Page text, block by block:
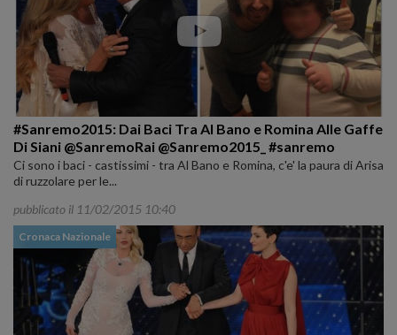
#Sanremo2015: Dai Baci Tra Al Bano e Romina Alle Gaffe
Di Siani @SanremoRai @Sanremo2015_ #sanremo
Ci sono i baci - castissimi - tra Al Bano e Romina, c'e' la paura di Arisa
di ruzzolare per le...
pubblicato il 11/02/2015 10:40
Cronaca Nazionale